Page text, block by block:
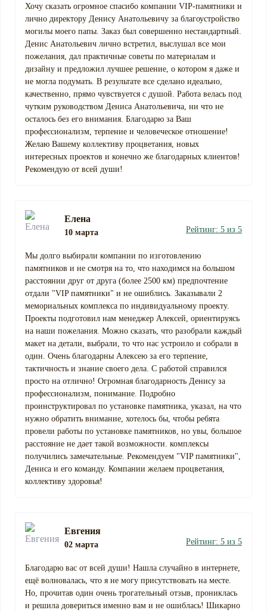
Хочу сказать огромное спасибо компании VIP-памятники и
лично директору Денису Анатольевичу за благоустройство
могилы моего папы. Заказ был совершенно нестандартный.
Денис Анатольевич лично встретил, выслушал все мои
пожелания, дал практичные советы по материалам и
дизайну и предложил лучшее решение, о котором я даже и
не могла подумать. В результате все сделано идеально,
качественно, прямо чувствуется с душой. Работа велась под
чутким руководством Дениса Анатольевича, ни что не
осталось без его внимания. Благодарю за Ваш
профессионализм, терпение и человеческое отношение!
Желаю Вашему коллективу процветания, новых
интересных проектов и конечно же благодарных клиентов!
Рекомендую от всей души!
Елена
10 марта Рейтинг: 5 из 5
Мы долго выбирали компании по изготовлению
памятников и не смотря на то, что находимся на большом
расстоянии друг от друга (более 2500 км) предпочтение
отдали "VIP памятники" и не ошиблись. Заказывали 2
мемориальных комплекса по индивидуальному проекту.
Проекты подготовил нам менеджер Алексей, ориентируясь
на наши пожелания. Можно сказать, что разобрали каждый
макет на детали, выбрали, то что нас устроило и собрали в
один. Очень благодарны Алексею за его терпение,
тактичность и знание своего дела. С работой справился
просто на отлично! Огромная благодарность Денису за
профессионализм, понимание. Подробно
проинструктировал по установке памятника, указал, на что
нужно обратить внимание, хотелось бы, чтобы ребята
провели работы по установке памятников, но увы, большое
расстояние не дает такой возможности. комплексы
получились замечательные. Рекомендуем "VIP памятники",
Дениса и его команду. Компании желаем процветания,
коллективу здоровья!
Евгения
02 марта Рейтинг: 5 из 5
Благодарю вас от всей души! Нашла случайно в интернете,
ещё волновалась, что я не могу присутствовать на месте.
Но, прочитав один очень трогательный отзыв, прониклась
и решила довериться именно вам и не ошиблась! Шикарно